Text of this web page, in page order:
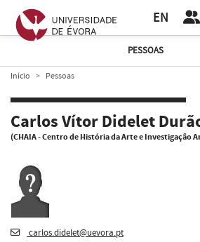
EN
PESSOAS
Início Pessoas
Carlos Vítor Didelet
(CHAIA - Centro de História da Arte e Investigação
carlos.didelet@uevora.pt